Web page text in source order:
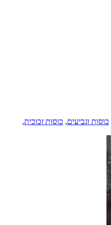
כוסות וגביעים, כוסות זכוכית,